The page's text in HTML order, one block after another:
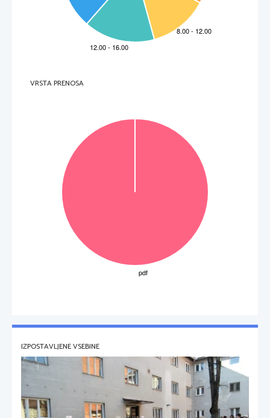
7.     Un incidente ostacola il traffico sulla strada Firenze – Pisa – Livorno.
8.     Sull’A12 il traffico è fermo tra l’uscita di Civitave cchia Nord e svincolo st
rada statale Uno Aurelia
per un _______________________________________ .
9.     Gli automobilisti in viaggio sull’A3 devono diminuire
la velocità tra Torre del Greco e Cava dei
________________________________.
10.   Sulla strada A16 verso Canosa c’ è una coda di
VRSTA PRENOSA
IZPOSTAVLJENE VSEBINE